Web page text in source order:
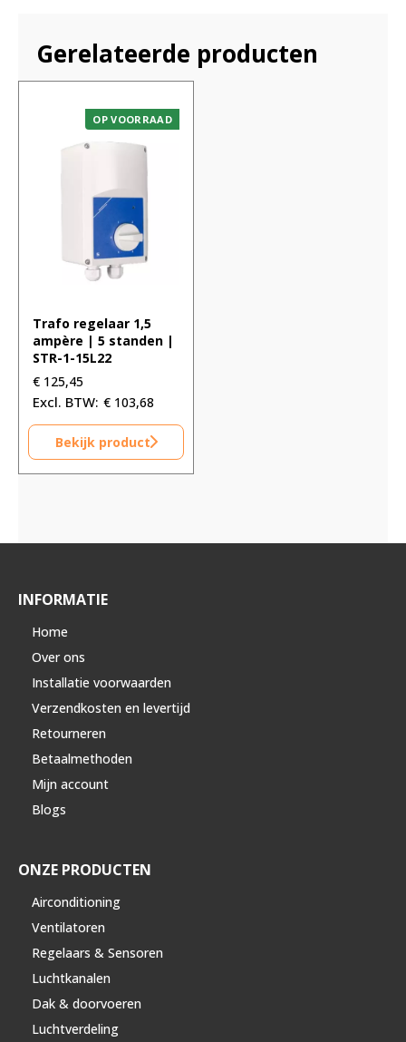
Gerelateerde producten
OP VOORRAAD
Trafo regelaar 1,5
ampère | 5 standen |
STR-1-15L22
€ 125,45
€ 103,68
Bekijk product
INFORMATIE
Home
Over ons
Installatie voorwaarden
Verzendkosten en levertijd
Retourneren
Betaalmethoden
Mijn account
Blogs
ONZE PRODUCTEN
Airconditioning
Ventilatoren
Regelaars & Sensoren
Luchtkanalen
Dak & doorvoeren
Luchtverdeling